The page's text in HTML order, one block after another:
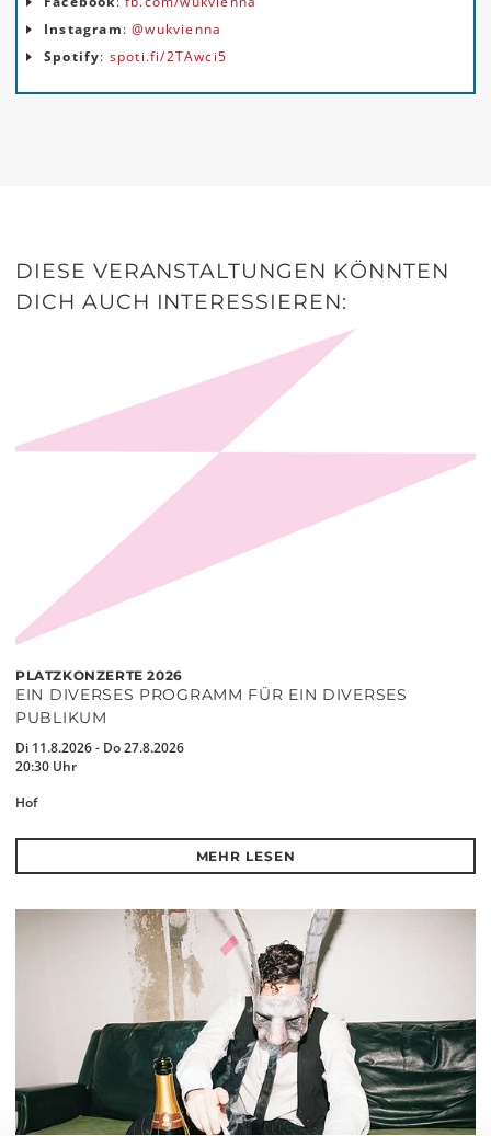
Instagram:@wukvienna
Spotify: spoti.fi/2TAwci5
DIESE VERANSTALTUNGEN KÖNNTEN
DICH AUCH INTERESSIEREN:
PLATZKONZERTE 2026
EIN DIVERSES PROGRAMM FÜR EIN DIVERSES
PUBLIKUM
Di 11.8.2026 - Do 27.8.2026
20:30 Uhr
Hof
MEHR LESEN